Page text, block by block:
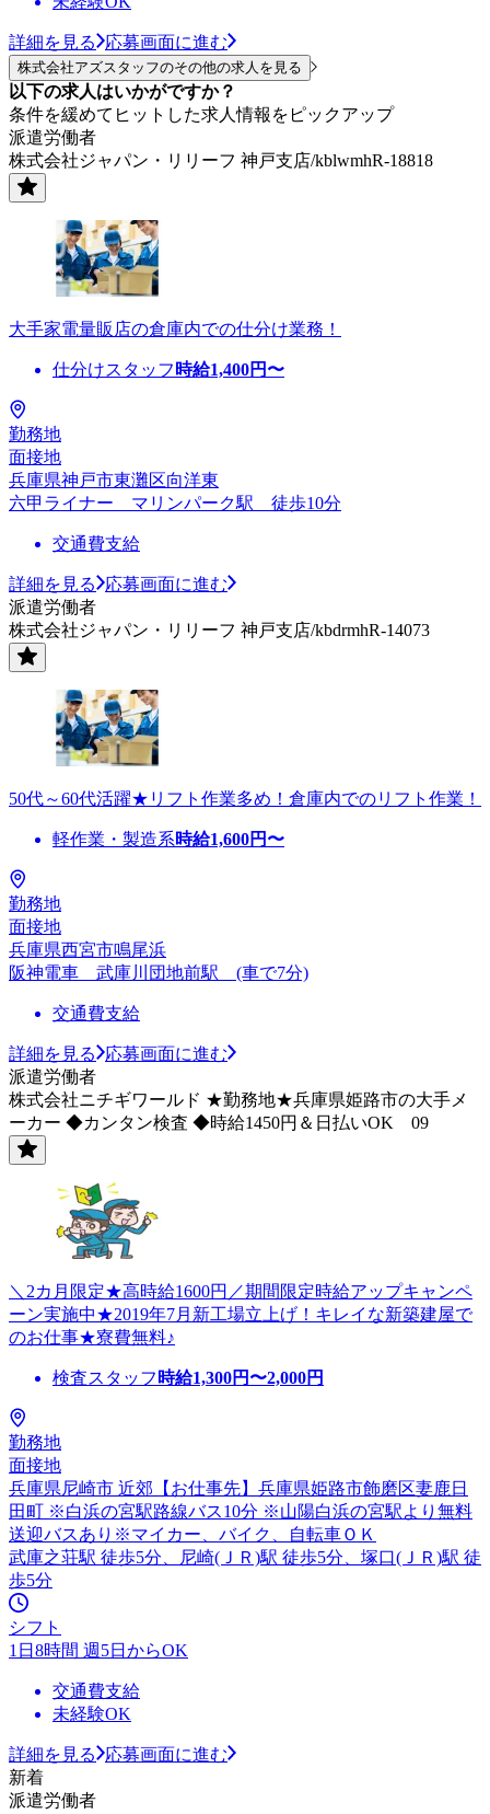
詳細を見る 応募画面に進む
株式会社アズスタッフのその他の求人を見る
以下の求人はいかがですか？
条件を緩めてヒットした求人情報をピックアップ
派遣労働者
株式会社ジャパン・リリーフ 神戸支店/kblwmhR-18818
大手家電量販店の倉庫内での仕分け業務！
仕分けスタッフ 時給1,400円〜
勤務地
面接地
兵庫県神戸市東灘区向洋東
六甲ライナー マリンパーク駅 徒歩10分
交通費支給
詳細を見る
応募画面に進む
派遣労働者
株式会社ジャパン・リリーフ 神戸支店/kbdrmhR-14073
50代～60代活躍★リフト作業多め！倉庫内でのリフト作業！
軽作業・製造系時給1,600円〜
勤務地
面接地
兵庫県西宮市鳴尾浜
阪神電車 武庫川団地前駅 (車で7分)
交通費支給
詳細を見る
応募画面に進む
派遣労働者
株式会社ニチギワールド ★勤務地★兵庫県姫路市の大手メ
ーカー ◆カンタン検査 ◆時給1450円＆日払いOK 09
＼2カ月限定★高時給1600円／期間限定時給アップキャンペ
ーン実施中★2019年7月新工場立上げ！キレイな新築建屋で
のお仕事★寮費無料♪
検査スタッフ 時給1,300円〜2,000円
勤務地
面接地
兵庫県尼崎市 近郊【お仕事先】兵庫県姫路市飾磨区妻鹿日
田町 ※白浜の宮駅路線バス10分 ※山陽白浜の宮駅より無料
送迎バスあり※マイカー、バイク、自転車ＯＫ
武庫之荘駅 徒歩5分、尼崎(ＪＲ)駅 徒歩5分、塚口(ＪＲ)駅 徒
歩5分
シフト
1日8時間 週5日からOK
交通費支給
未経験OK
詳細を見る
応募画面に進む
新着
派遣労働者